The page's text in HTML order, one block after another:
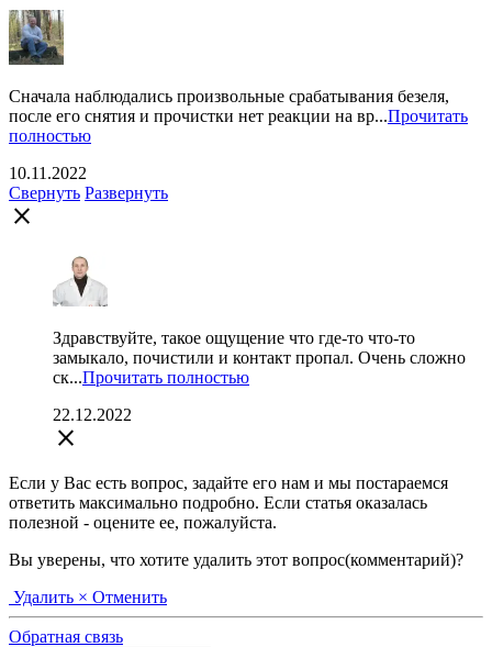
Сначала наблюдались произвольные срабатывания безеля,
после его снятия и прочистки нет реакции на вр...Прочитать
полностью
10.11.2022
Свернуть Развернуть
close
Здравствуйте, такое ощущение что где-то что-то
замыкало, почистили и контакт пропал. Очень сложно
ск...Прочитать полностью
22.12.2022
close
Если у Вас есть вопрос, задайте его нам и мы постараемся
ответить максимально подробно. Если статья оказалась
полезной - оцените ее, пожалуйста.
Вы уверены, что хотите удалить этот вопрос(комментарий)?
Удалить × Отменить
Обратная связь